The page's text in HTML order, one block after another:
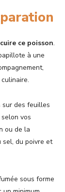
cuire ce poisson.
à une
sur des feuilles
vos
ou de la
sel, du poivre et
sous forme